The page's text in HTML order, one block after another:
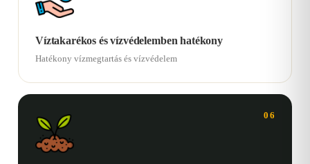
Víztakarékos és vízvédelemben hatékony
Hatékony vízmegtartás és vízvédelem
06